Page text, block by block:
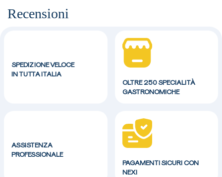
Recensioni
SPEDIZIONE VELOCE
IN TUTTA ITALIA
OLTRE 250 SPECIALITÀ
GASTRONOMICHE
ASSISTENZA
PROFESSIONALE
PAGAMENTI SICURI CON
NEXI